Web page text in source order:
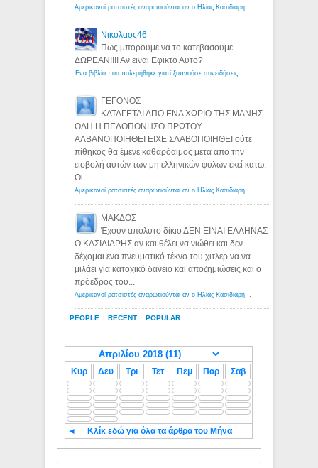
PEOPLE RECENT POPULAR
Νικολαος46
Πως μπορουμε να το κατεβασουμε
ΔΩΡΕΑΝ!!!! Αν ειναι Εφικτο Αυτο?
ΓΕΓΟΝΟΣ
ΚΑΤΑΓΕΤΑΙ ΑΠΟ ΕΝΑ ΧΩΡΙΟ ΤΗΣ ΜΑΝΗΣ.
ΟΛΗ Η ΠΕΛΟΠΟΝΗΣΟ ΠΡΩΤΟΥ
ΑΛΒΑΝΟΠΟΙΗΘΕΙ ΕΙΧΕ ΣΛΑΒΟΠΟΙΗΘΕΙ ούτε
πίθηκος θα έμενε καθαρόαιμος μετα απο την
εισβολή αυτών των μη ελληνικών φυλων εκεί κατω.
Οι...
ΜΑΚΔΟΣ
Έχουν απόλυτο δίκιο ΔΕΝ ΕΙΝΑΙ ΕΛΛΗΝΑΣ
Ο ΚΑΣΙΔΙΑΡΗΣ αν και θέλει να νιώθει και δεν
δέχομαι ενα πνευματικό τέκνο του χιτλερ να να
μιλάει για κατοχικό δανειο και αποζημιώσεις και ο
πρόεδρος του...
Κυρ Δευ Τρι Τετ Πεμ Παρ Σαβ
◄ Κλίκ εδώ για όλα τα άρθρα του Μήνα